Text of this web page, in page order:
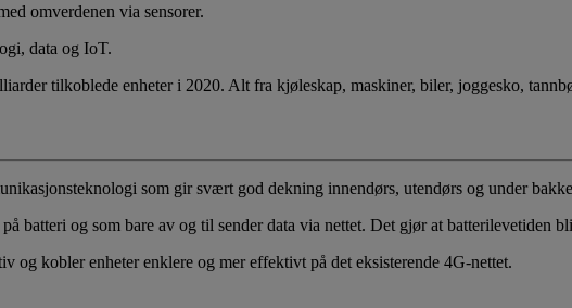
omverdenen via sensorer.
data og IoT.
tilkoblede enheter i 2020. Alt fra kjøleskap, maskiner, biler, joggesko,
som gir svært god dekning innendørs, utendørs og under
batteri og som bare av og til sender data via nettet. Det gjør at batterilevetiden
og kobler enheter enklere og mer effektivt på det eksisterende 4G-nettet.